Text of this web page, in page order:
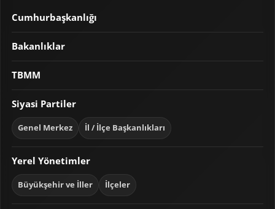
Cumhurbaşkanlığı
Bakanlıklar
TBMM
Siyasi Partiler
Genel Merkez İl / İlçe Başkanlıkları
Yerel Yönetimler
Büyükşehir ve İller İlçeler